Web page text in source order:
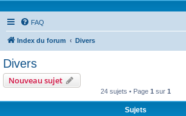
FAQ
Index du forum Divers
Divers
Nouveau sujet
24 sujets • Page 1 sur 1
Sujets